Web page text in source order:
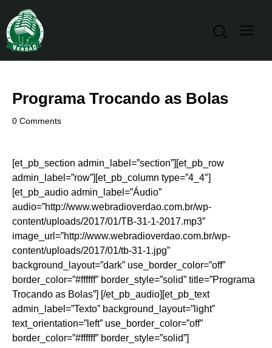
Programa Trocando as Bolas
0 Comments
[et_pb_section admin_label=”section”][et_pb_row
admin_label=”row”][et_pb_column type=”4_4″]
[et_pb_audio admin_label=”Áudio”
audio=”http://www.webradioverdao.com.br/wp-
content/uploads/2017/01/TB-31-1-2017.mp3″
image_url=”http://www.webradioverdao.com.br/wp-
content/uploads/2017/01/tb-31-1.jpg”
background_layout=”dark” use_border_color=”off”
border_color=”#ffffff” border_style=”solid” title=”Programa
Trocando as Bolas”] [/et_pb_audio][et_pb_text
admin_label=”Texto” background_layout=”light”
text_orientation=”left” use_border_color=”off”
border_color=”#ffffff” border_style=”solid”]